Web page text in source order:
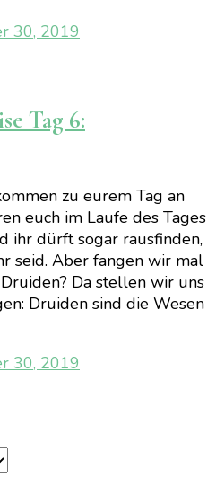
30, 2019
Tag 6:
zu eurem Tag an
euch im Laufe des Tages
ihr dürft sogar rausfinden,
seid. Aber fangen wir mal
Da stellen wir uns
Druiden sind die Wesen
30, 2019